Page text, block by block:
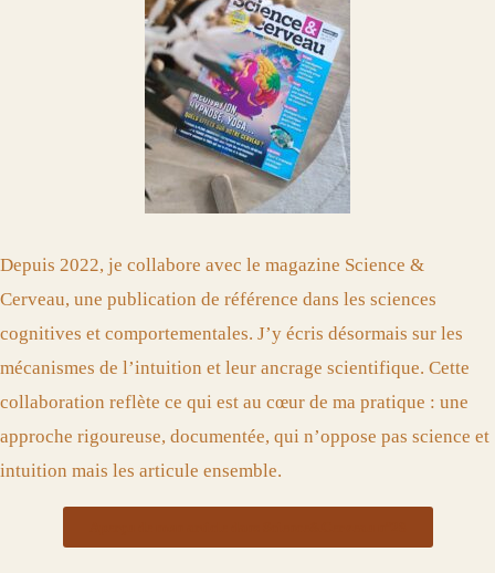
Depuis 2022, je collabore avec le magazine Science &
Cerveau, une publication de référence dans les sciences
cognitives et comportementales. J’y écris désormais sur les
mécanismes de l’intuition et leur ancrage scientifique. Cette
collaboration reflète ce qui est au cœur de ma pratique : une
approche rigoureuse, documentée, qui n’oppose pas science et
intuition mais les articule ensemble.